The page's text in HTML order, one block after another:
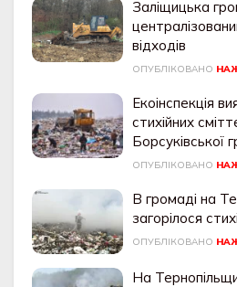
Заліщицька
відходів
ОПУБЛІКОВАНО
Екоінспекція
стихійних
Борсуківської
ОПУБЛІКОВАНО
В громаді на
загорілося
ОПУБЛІКОВАНО
На